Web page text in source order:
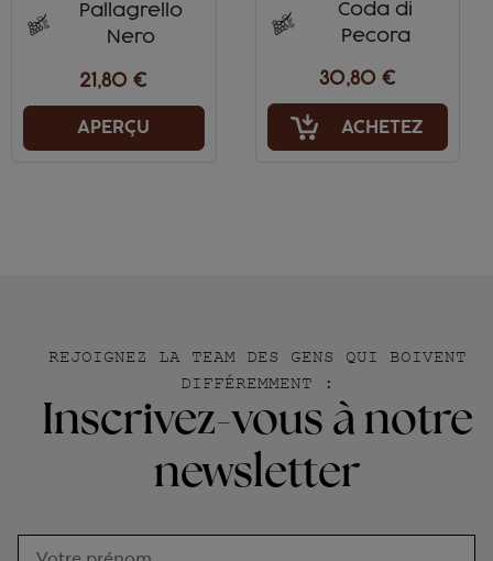
Pallagrello
Nero
21,80 €
APERÇU
Coda di
Pecora
30,80 €
ACHETEZ
REJOIGNEZ LA TEAM DES GENS QUI BOIVENT
DIFFÉREMMENT :
Inscrivez-vous à notre
newsletter